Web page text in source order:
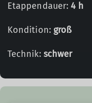
Etappendauer:4 h
Kondition: groß
Technik: schwer